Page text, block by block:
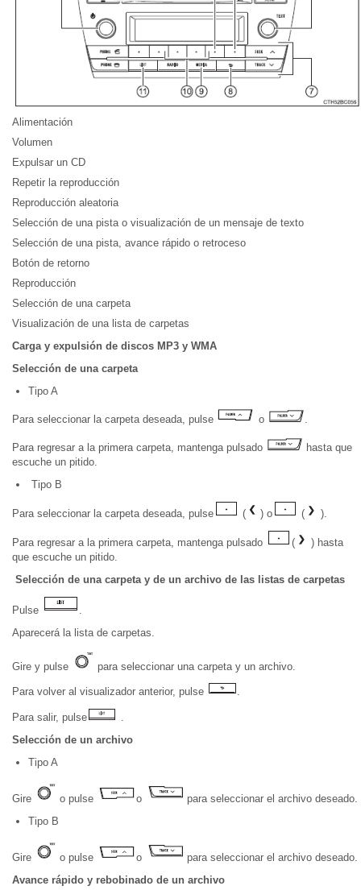
Alimentación
Volumen
Expulsar un CD
Repetir la reproducción
Reproducción aleatoria
Selección de una pista o visualización de un mensaje de texto
Selección de una pista, avance rápido o retroceso
Botón de retorno
Reproducción
Selección de una carpeta
Visualización de una lista de carpetas
Carga y expulsión de discos MP3 y WMA
Selección de una carpeta
Tipo A
Para seleccionar la carpeta deseada, pulse o .
Para regresar a la primera carpeta, mantenga pulsado
hasta que
escuche un pitido.
Tipo B
Para seleccionar la carpeta deseada, pulse ( ) o ( ).
Para regresar a la primera carpeta, mantenga pulsado (
) hasta
que escuche un pitido.
Selección de una carpeta y de un archivo de las listas de carpetas
Pulse
.
Aparecerá la lista de carpetas.
Gire y pulse para seleccionar una carpeta y un archivo.
Para volver al visualizador anterior, pulse .
Para salir, pulse
.
Selección de un archivo
Tipo A
Gire o pulse o
para seleccionar el archivo deseado.
Tipo B
Gire o pulse o
para seleccionar el archivo deseado.
Avance rápido y rebobinado de un archivo